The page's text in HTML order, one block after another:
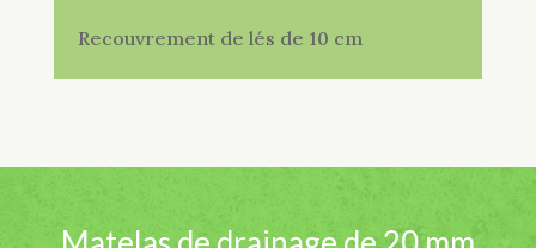
Recouvrement de lés de 10 cm